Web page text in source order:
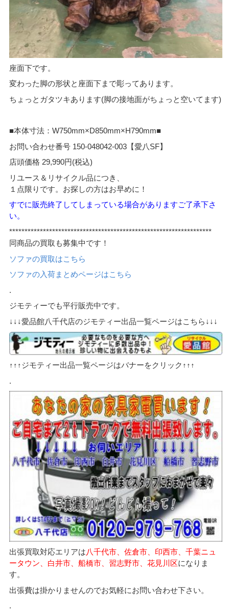
座面下です。
変わった脚の形状と座面下まで彫ってあります。
ちょっとガタツキあります(脚の接地面がちょっと空いてます)
■本体寸法：W750mm×D850mm×H790mm■
お問い合わせ番号 150-048042-003【愛八SF】
店頭価格 29,990円(税込)
リユース＆リサイクル品につき、
１点限りです。お探しの方はお早めに！
すでに販売終了してしまっている場合がありますご了承下さ
い。
******************************************************************
同商品の買取も募集中です！
ソファの買取はこちら
ソファの入荷まとめページはこちら
.
ジモティーでも平行販売中です。
↓↓↓愛品館八千代店のジモティー出品一覧ページはこちら↓↓↓
↑↑↑ジモティー出品一覧ページはバナーをクリック↑↑↑
.
出張買取対応エリアは八千代市、佐倉市、印西市、千葉ニュ
ータウン、白井市、船橋市、習志野市、花見川区になりま
す。
出張費は掛かりませんのでお気軽にお問い合わせ下さい。
.